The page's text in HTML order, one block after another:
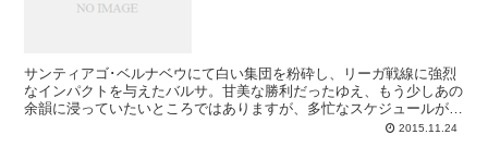
ちらはメッシとネイマールの加入待ちです。
サンティアゴ･ベルナベウにて白い集団を粉砕し、リーガ戦線に強烈
なインパクトを与えたバルサ。甘美な勝利だったゆえ、もう少しあの
余韻に浸っていたいところではありますが、多忙なスケジュールがそ
れを許してもくれません。ルーチョチームの次なる目標は、チャンピ
2015.11.24